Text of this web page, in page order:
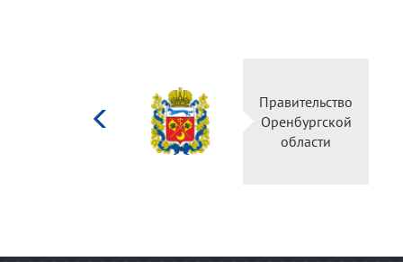
Правительство
Оренбургской
области